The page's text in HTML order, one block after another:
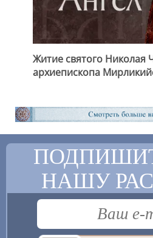
Житие святого Николая
архиепископа
НАШУ